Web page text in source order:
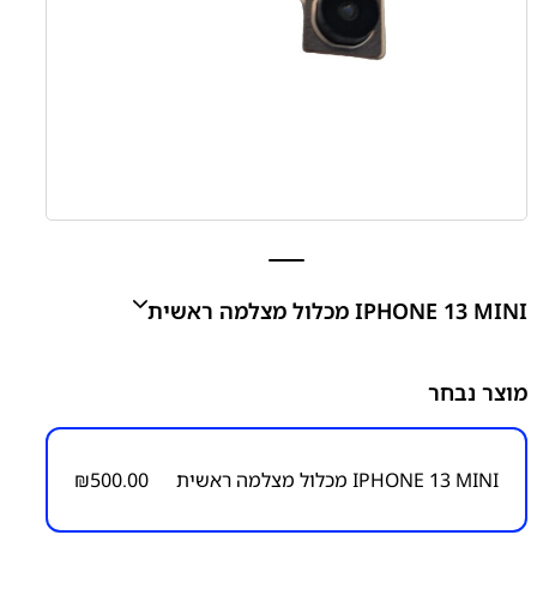
IPHONE 13 MINI מכלול מצלמה ראשית
₪500.00
מק״ט:6300000009
קטגוריות:
מוצר נבחר
IPHONE 13 MINI מכלול מצלמה ראשית ₪500.00